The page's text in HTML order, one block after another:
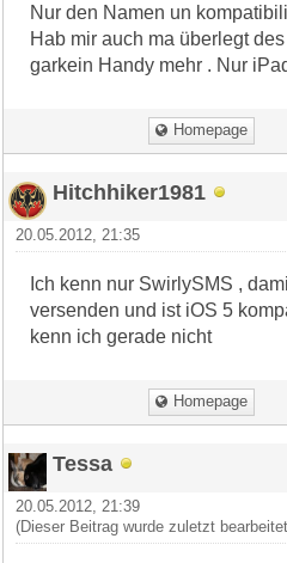
Nur den Namen un
Hab mir auch ma überlegt
garkein Handy mehr . Nur
Homepage
Hitchhiker1981
20.05.2012, 21:35
Ich kenn nur SwirlySMS ,
versenden und ist iOS 5
kenn ich gerade nicht
Homepage
Tessa
20.05.2012, 21:39
(Dieser Beitrag wurde zuletzt